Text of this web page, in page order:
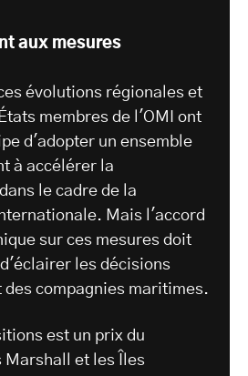
aux mesures
évolutions régionales et
membres de l'OMI ont
d'adopter un ensemble
à accélérer la
le cadre de la
Mais l'accord
sur ces mesures doit
les décisions
compagnies maritimes.
est un prix du
Marshall et les Îles